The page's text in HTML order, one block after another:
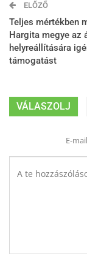
ELŐZŐ
Teljes mértékben
Hargita megye az
helyreállítására
támogatást
VÁLASZOLJ
E-